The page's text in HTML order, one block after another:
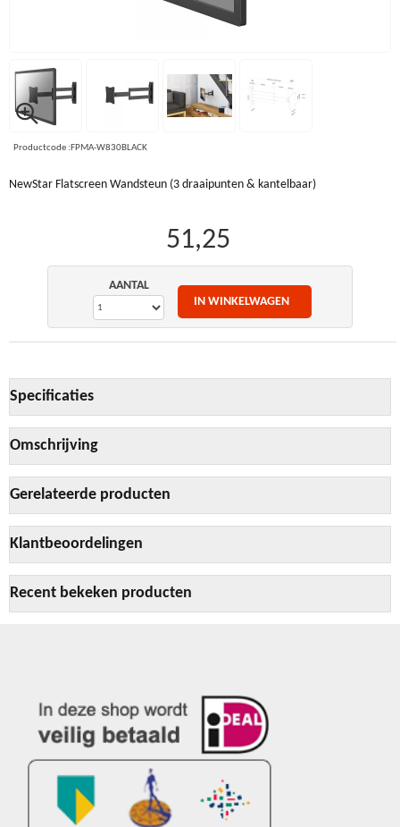
Productcode :FPMA-W830BLACK
NewStar Flatscreen Wandsteun (3 draaipunten & kantelbaar)
51,25
AANTAL
Specificaties
Omschrijving
Gerelateerde producten
Klantbeoordelingen
Recent bekeken producten